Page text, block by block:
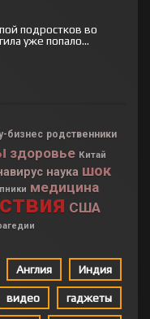
подростков во
уже попало...
бизнес родственники
здоровье Китай
наука шок
медицина
США
Англия Индия
видео гаджеты